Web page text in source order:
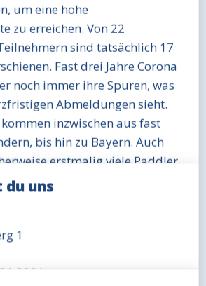
um eine hohe
zu erreichen. Von 22
sind tatsächlich 17
Fast drei Jahre Corona
noch immer ihre Spuren, was
Abmeldungen sieht.
inzwischen aus fast
bis hin zu Bayern. Auch
erstmalig viele Paddler
im DKV organisiert sind.
Praxisteil durch den NABU
Überhaupt pflegen wir vor
sehr guten Kontakt
uns
1
3291